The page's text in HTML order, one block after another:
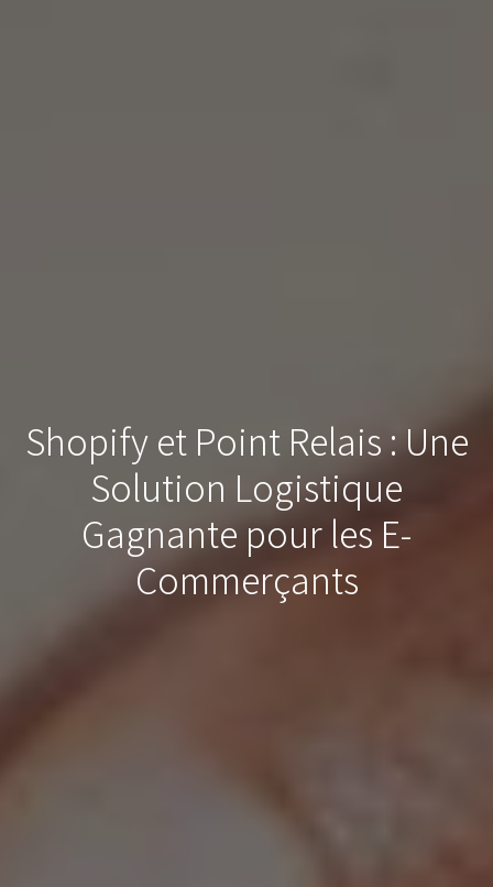
Shopify et Point Relais : Une
Solution Logistique
Gagnante pour les E-
Commerçants